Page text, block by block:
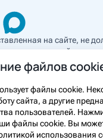
на сайте, не
очной
ознакомиться
препарата.
рецептурного
и
файлов
файлы cookie.
сайта, а другие
пользователей.
файлы cookie. Вы
использования